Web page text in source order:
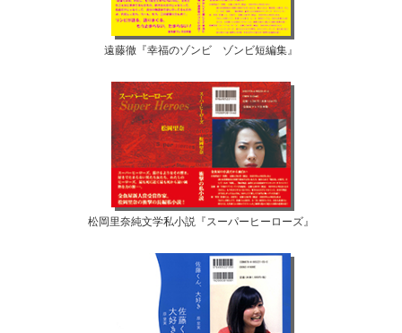
遠藤徹『幸福のゾンビ ゾンビ短編集』
松岡里奈純文学私小説『スーパーヒーローズ』